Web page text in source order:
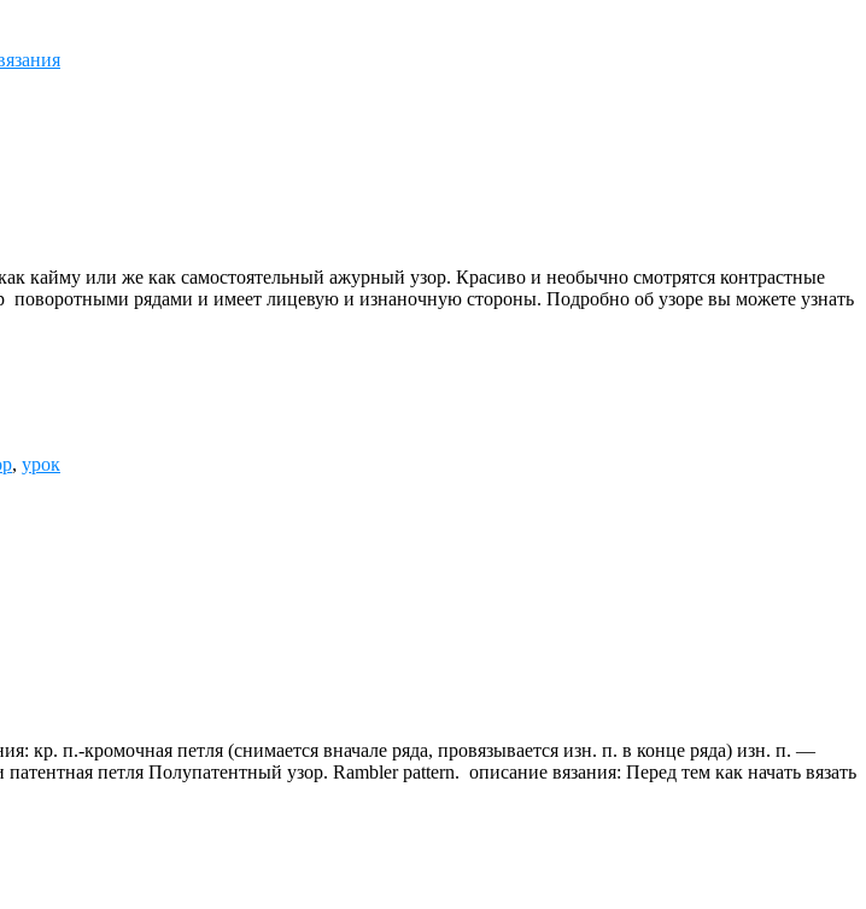
кайму или же как самостоятельный ажурный узор. Красиво и необычно смотрятся контрастные
поворотными рядами и имеет лицевую и изнаночную стороны. Подробно об узоре вы можете узнать
, урок
кр. п.-кромочная петля (снимается вначале ряда, провязывается изн. п. в конце ряда) изн. п. —
петля Полупатентный узор. Rambler pattern. описание вязания: Перед тем как начать вязать